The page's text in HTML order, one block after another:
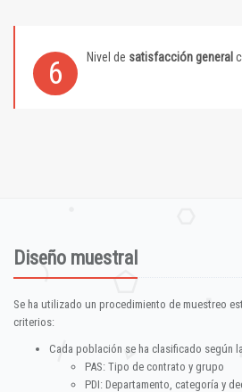
6 Nivel de satisfacción general
Diseño muestral
Se ha utilizado un procedimiento de muestreo
criterios:
Cada población se ha clasificado según
PAS: Tipo de contrato y grupo
PDI: Departamento, categoría y